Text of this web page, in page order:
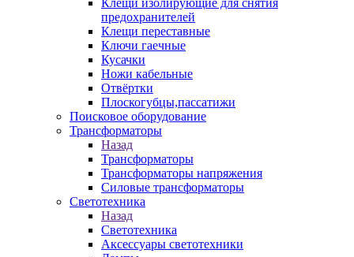
Клещи изолирующие для снятия
предохранителей
Клещи переставные
Ключи гаечные
Кусачки
Ножи кабельные
Отвёртки
Плоскогубцы,пассатижи
Поисковое оборудование
Трансформаторы
Назад
Трансформаторы
Трансформаторы напряжения
Силовые трансформаторы
Светотехника
Назад
Светотехника
Аксессуары светотехники